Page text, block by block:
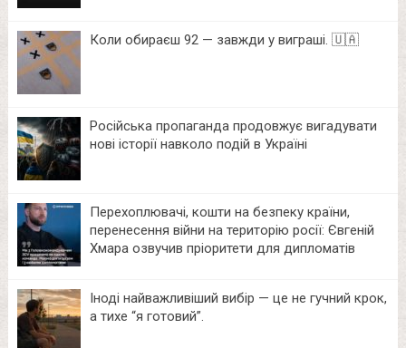
Коли обираєш 92 — завжди у виграші. 🇺🇦
Російська пропаганда продовжує вигадувати
нові історії навколо подій в Україні
Перехоплювачі, кошти на безпеку країни,
перенесення війни на територію росії: Євгеній
Хмара озвучив пріоритети для дипломатів
Іноді найважливіший вибір — це не гучний крок,
а тихе “я готовий”.